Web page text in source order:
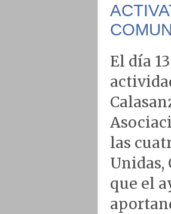
El día
las
Unidas,
que el